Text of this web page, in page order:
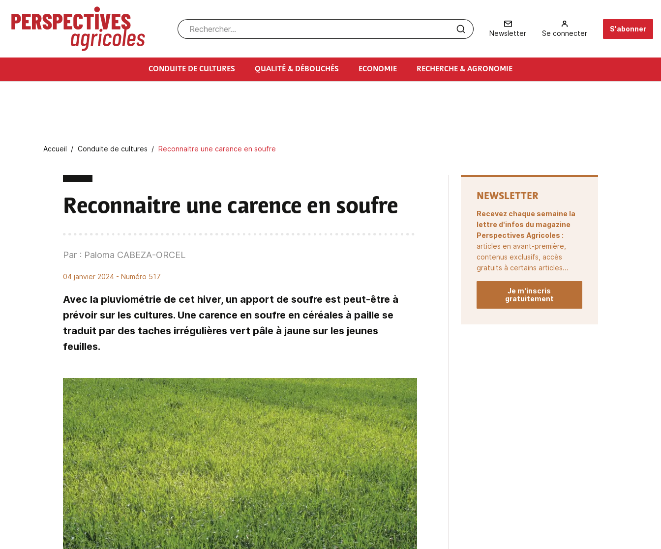
Aller au contenu principal
Newsletter Se connecter
S'abonner
CONDUITE DE CULTURES QUALITÉ & DÉBOUCHÉS ECONOMIE RECHERCHE & AGRONOMIE
Fil d'Ariane
Accueil Conduite de cultures Reconnaitre une carence en soufre
Reconnaitre une carence en soufre
Par : Paloma CABEZA-ORCEL
04 janvier 2024 - Numéro 517
Avec la pluviométrie de cet hiver, un apport de soufre est peut-être à
prévoir sur les cultures. Une carence en soufre en céréales à paille se
traduit par des taches irrégulières vert pâle à jaune sur les jeunes
feuilles.
NEWSLETTER
Recevez chaque semaine la
lettre d'infos du magazine
Perspectives Agricoles :
articles en avant-première,
contenus exclusifs, accès
gratuits à certains articles...
Je m'inscris
gratuitement